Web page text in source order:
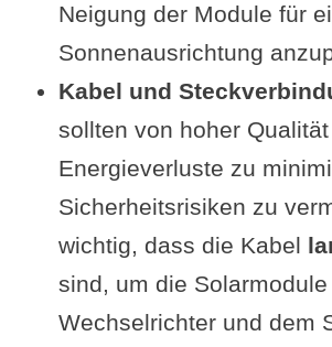
Neigung der Module für
Sonnenausrichtung
Kabel und
sollten von hoher
Energieverluste zu
Sicherheitsrisiken zu
wichtig, dass die Kabel
sind, um die
Wechselrichter und dem